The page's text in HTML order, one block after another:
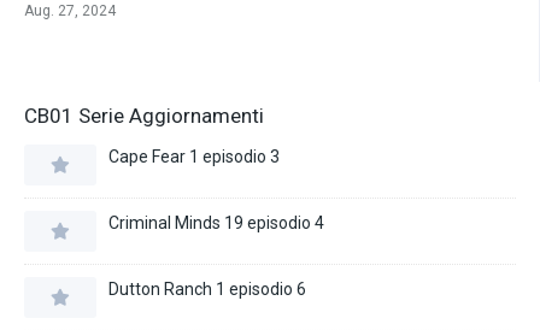
Aug. 27, 2024
CB01 Serie Aggiornamenti
Cape Fear 1 episodio 3
Criminal Minds 19 episodio 4
Dutton Ranch 1 episodio 6